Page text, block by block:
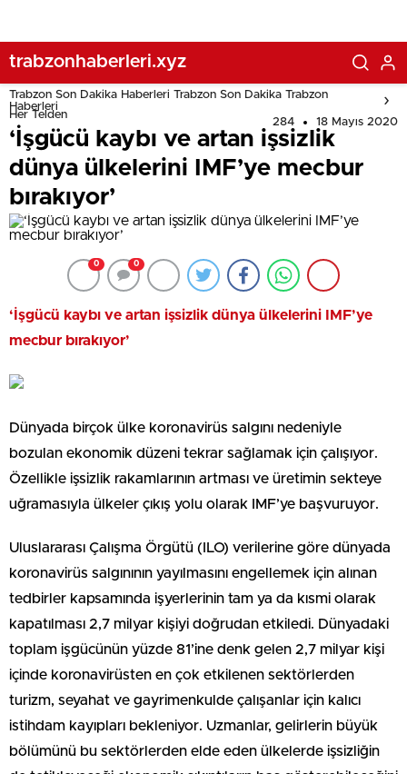
trabzonhaberleri.xyz
Trabzon Son Dakika Haberleri Trabzon Son Dakika Trabzon
Haberleri
Her Telden
284 18 Mayıs 2020
‘İşgücü kaybı ve artan işsizlik
dünya ülkelerini IMF’ye mecbur
bırakıyor’
0 0
‘İşgücü kaybı ve artan işsizlik dünya ülkelerini IMF’ye
mecbur bırakıyor’
Dünyada birçok ülke koronavirüs salgını nedeniyle
bozulan ekonomik düzeni tekrar sağlamak için çalışıyor.
Özellikle işsizlik rakamlarının artması ve üretimin sekteye
uğramasıyla ülkeler çıkış yolu olarak IMF’ye başvuruyor.
Uluslararası Çalışma Örgütü (ILO) verilerine göre dünyada
koronavirüs salgınının yayılmasını engellemek için alınan
tedbirler kapsamında işyerlerinin tam ya da kısmi olarak
kapatılması 2,7 milyar kişiyi doğrudan etkiledi. Dünyadaki
toplam işgücünün yüzde 81’ine denk gelen 2,7 milyar kişi
içinde koronavirüsten en çok etkilenen sektörlerden
turizm, seyahat ve gayrimenkulde çalışanlar için kalıcı
istihdam kayıpları bekleniyor. Uzmanlar, gelirlerin büyük
bölümünü bu sektörlerden elde eden ülkelerde işsizliğin